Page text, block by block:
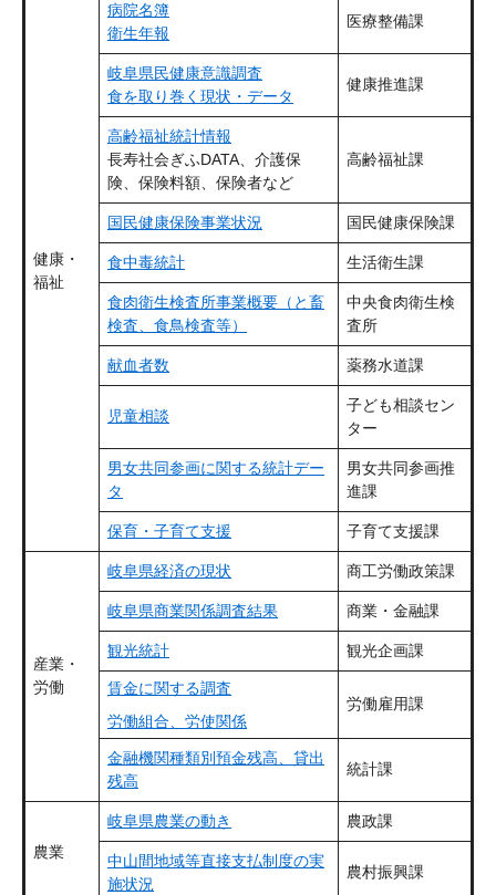
健康・
福祉
病院名簿
衛生年報
医療整備課
岐阜県民健康意識調査
食を取り巻く現状・データ
健康推進課
高齢福祉統計情報
長寿社会ぎふDATA、介護保
険、保険料額、保険者など
高齢福祉課
国民健康保険事業状況 国民健康保険課
食中毒統計 生活衛生課
食肉衛生検査所事業概要（と畜
検査、食鳥検査等）
中央食肉衛生検
査所
献血者数 薬務水道課
児童相談
子ども相談セン
ター
男女共同参画に関する統計デー
タ
男女共同参画推
進課
保育・子育て支援 子育て支援課
産業・
労働
岐阜県経済の現状 商工労働政策課
岐阜県商業関係調査結果 商業・金融課
観光統計 観光企画課
賃金に関する調査
労働組合、労使関係
労働雇用課
金融機関種類別預金残高、貸出
残高
統計課
農業
岐阜県農業の動き 農政課
中山間地域等直接支払制度の実
施状況
農村振興課